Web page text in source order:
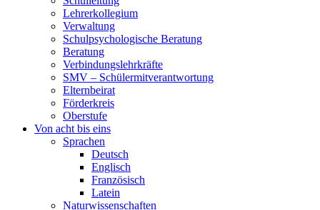
Lehrerkollegium
Verwaltung
Schulpsychologische Beratung
Beratung
Verbindungslehrkräfte
SMV – Schülermitverantwortung
Elternbeirat
Förderkreis
Oberstufe
Von acht bis eins
Sprachen
Deutsch
Englisch
Französisch
Latein
Naturwissenschaften